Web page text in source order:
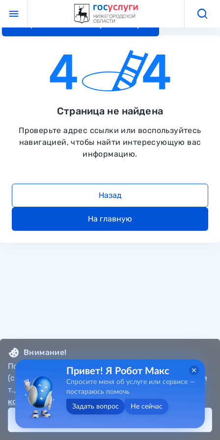
Перейти к основному контенту
Страница не найдена
Проверьте адрес ссылки или воспользуйтесь
навигацией, чтобы найти интересующую вас
информацию.
Назад
На главную
Внимание!
Портал собирает метаданные пользователя
(cookie, местоположение, данные об IP-адресах и
т.д.) в соответствии сПолитикой
конфиденциальности.
Привет! Я Робот Макс
Спросите меня об услуге или сервисе —
постараюсь помочь
Задать вопрос Не сейчас